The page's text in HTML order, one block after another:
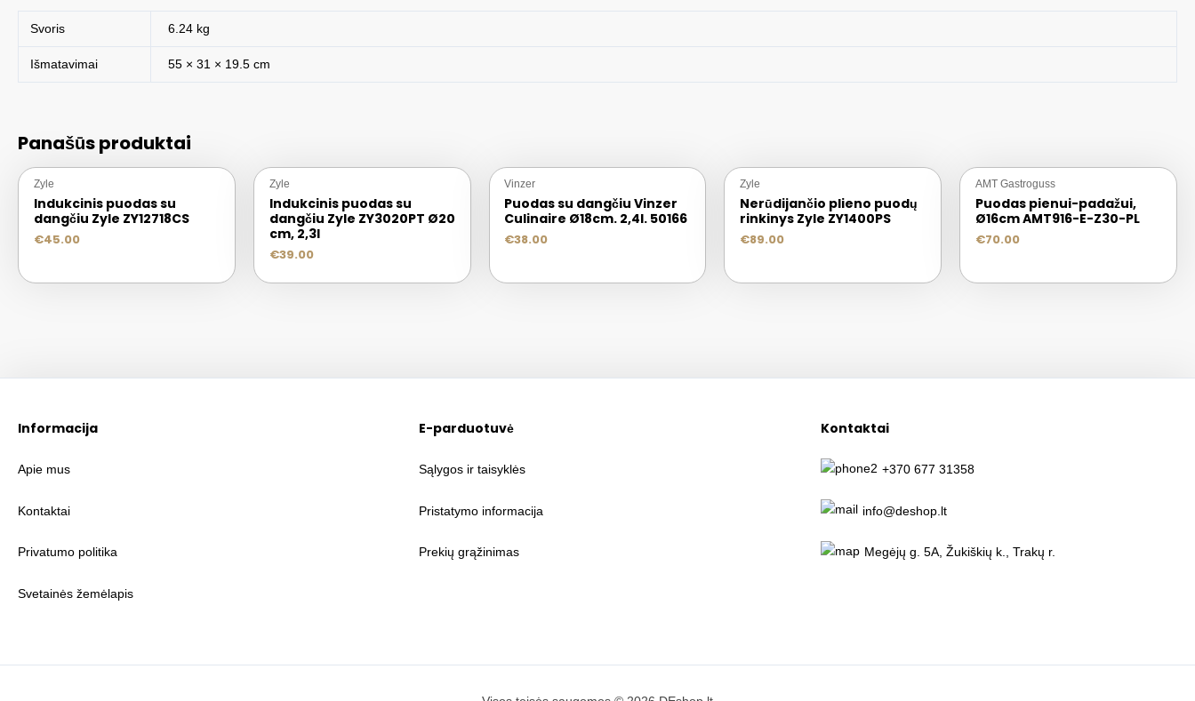
Svoris 6.24 kg
Išmatavimai 55 × 31 × 19.5 cm
Panašūs produktai
Zyle
Indukcinis puodas su
dangčiu Zyle ZY12718CS
€45.00
Zyle
Indukcinis puodas su
dangčiu Zyle ZY3020PT Ø20
cm, 2,3l
€39.00
Vinzer
Puodas su dangčiu Vinzer
Culinaire Ø18cm. 2,4l. 50166
€38.00
Zyle
Nerūdijančio plieno puodų
rinkinys Zyle ZY1400PS
€89.00
AMT Gastroguss
Puodas pienui-padažui,
Ø16cm AMT916-E-Z30-PL
€70.00
Informacija
Apie mus
Kontaktai
Privatumo politika
Svetainės žemėlapis
E-parduotuvė
Sąlygos ir taisyklės
Pristatymo informacija
Prekių grąžinimas
Kontaktai
+370 677 31358
info@deshop.lt
Megėjų g. 5A, Žukiškių k., Trakų r.